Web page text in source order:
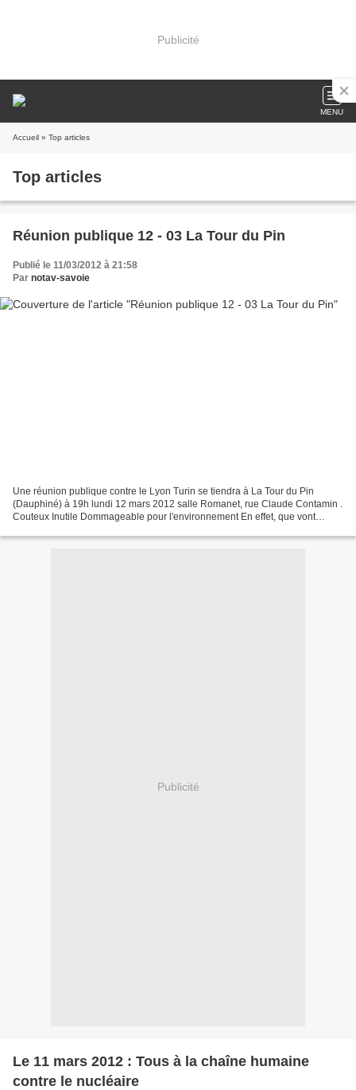
Publicité
MENU
Accueil » Top articles
Top articles
Réunion publique 12 - 03 La Tour du Pin
Publié le 11/03/2012 à 21:58
Par notav-savoie
Une réunion publique contre le Lyon Turin se tiendra à La Tour du Pin
(Dauphiné) à 19h lundi 12 mars 2012 salle Romanet, rue Claude Contamin .
Couteux Inutile Dommageable pour l'environnement En effet, que vont
Publicité
Le 11 mars 2012 : Tous à la chaîne humaine
contre le nucléaire